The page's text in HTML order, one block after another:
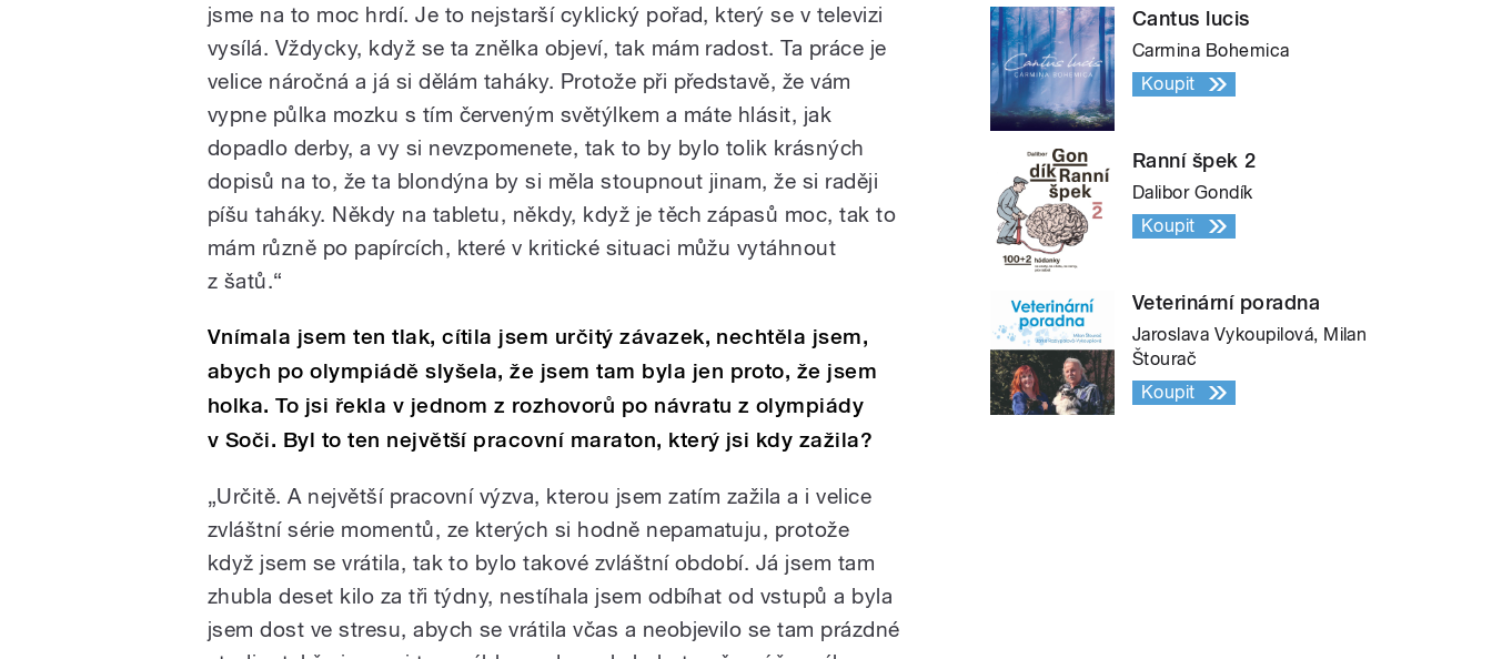
jsme na to moc hrdí. Je to nejstarší cyklický pořad, který se v televizi
vysílá. Vždycky, když se ta znělka objeví, tak mám radost. Ta práce je
velice náročná a já si dělám taháky. Protože při představě, že vám
vypne půlka mozku s tím červeným světýlkem a máte hlásit, jak
dopadlo derby, a vy si nevzpomenete, tak to by bylo tolik krásných
dopisů na to, že ta blondýna by si měla stoupnout jinam, že si raději
píšu taháky. Někdy na tabletu, někdy, když je těch zápasů moc, tak to
mám různě po papírcích, které v kritické situaci můžu vytáhnout
z šatů.“
Vnímala jsem ten tlak, cítila jsem určitý závazek, nechtěla jsem,
abych po olympiádě slyšela, že jsem tam byla jen proto, že jsem
holka. To jsi řekla v jednom z rozhovorů po návratu z olympiády
v Soči. Byl to ten největší pracovní maraton, který jsi kdy zažila?
„Určitě. A největší pracovní výzva, kterou jsem zatím zažila a i velice
zvláštní série momentů, ze kterých si hodně nepamatuju, protože
když jsem se vrátila, tak to bylo takové zvláštní období. Já jsem tam
zhubla deset kilo za tři týdny, nestíhala jsem odbíhat od vstupů a byla
jsem dost ve stresu, abych se vrátila včas a neobjevilo se tam prázdné
Cantus lucis
Carmina Bohemica
Koupit
Ranní špek 2
Dalibor Gondík
Koupit
Veterinární poradna
Jaroslava Vykoupilová, Milan
Štourač
Koupit